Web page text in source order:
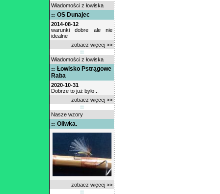
Wiadomości z łowiska
OS Dunajec
2014-08-12
warunki dobre ale nie
idealne
zobacz więcej >>
Wiadomości z łowiska
Łowisko Pstrągowe
Raba
2020-10-31
Dobrze to już było...
zobacz więcej >>
Nasze wzory
Oliwka.
zobacz więcej >>